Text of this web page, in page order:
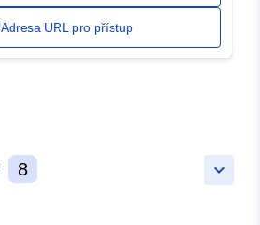
Adresa URL pro přístup
keyboard_arrow_down
8